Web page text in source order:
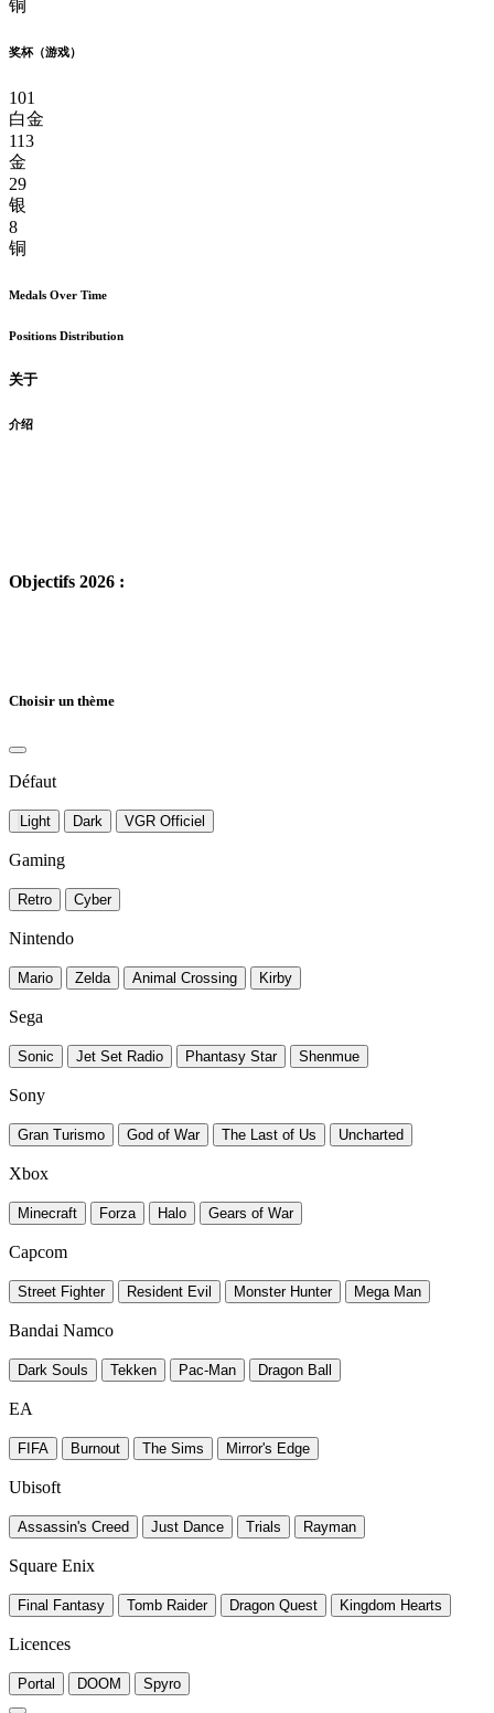
铜
奖杯（游戏）
101
白金
113
金
29
银
8
铜
Medals Over Time
Positions Distribution
关于
介绍
Objectifs 2026 :
Choisir un thème
Défaut
Light Dark VGR Officiel
Gaming
Retro Cyber
Nintendo
Mario Zelda Animal Crossing Kirby
Sega
Sonic Jet Set Radio Phantasy Star Shenmue
Sony
Gran Turismo God of War The Last of Us Uncharted
Xbox
Minecraft Forza Halo Gears of War
Capcom
Street Fighter Resident Evil Monster Hunter Mega Man
Bandai Namco
Dark Souls Tekken Pac-Man Dragon Ball
EA
FIFA Burnout The Sims Mirror's Edge
Ubisoft
Assassin's Creed Just Dance Trials Rayman
Square Enix
Final Fantasy Tomb Raider Dragon Quest Kingdom Hearts
Licences
Portal DOOM Spyro